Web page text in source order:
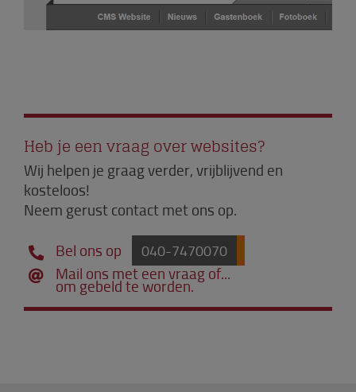
Heb je een vraag over websites?
Wij helpen je graag verder, vrijblijvend en
kosteloos!
Neem gerust contact met ons op.
Bel ons op 040-7470070
Mail ons met een vraag of...
om gebeld te worden.